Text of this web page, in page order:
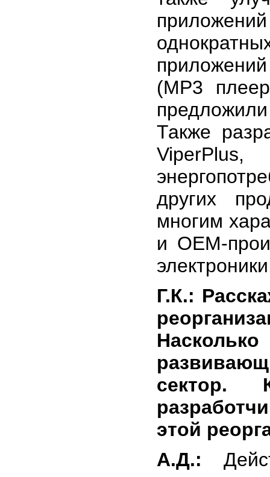
(MP3
Также
ViperPlus,
других
многим
и OEM-
Г.К.:
сектор.
этой
А.Д.: